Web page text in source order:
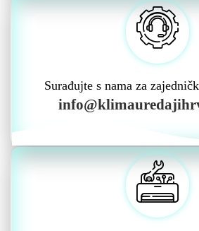
Surađujte s nama za